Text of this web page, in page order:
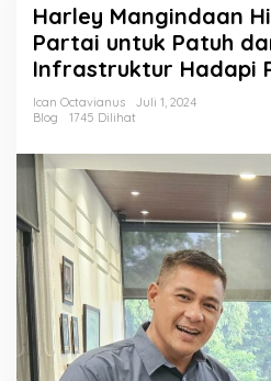
Himbau
Kader
Partai
untuk
Patuh
dan
Infrastruktur
Hadapi
2024
Harley Mangindaan
Partai untuk Patuh
Infrastruktur Hadapi
Ican Octavianus
Juli 1, 2024
Blog
1745 Dilihat